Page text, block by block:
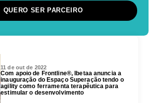
QUERO SER PARCEIRO
11 de out de 2022
Com apoio de Frontline®, Ibetaa anuncia a
inauguração do Espaço Superação tendo o
agility como ferramenta terapêutica para
estimular o desenvolvimento